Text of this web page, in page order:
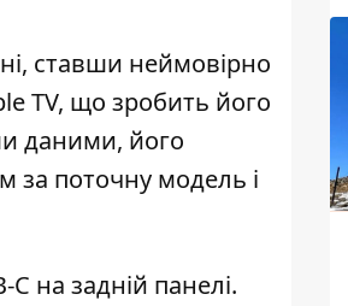
ставши неймовірно
TV, що зробить його
даними, його
за поточну модель і
на задній панелі.